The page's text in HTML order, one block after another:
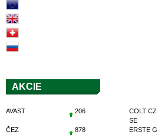
AKCIE
AVAST 206
COLT
SE
ČEZ 878 ERSTE